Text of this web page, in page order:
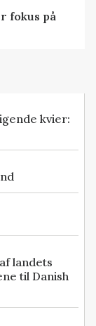
fokus på
kvier:
landets
til Danish